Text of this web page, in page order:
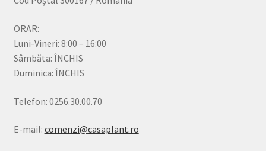
ORAR:
Luni-Vineri: 8:00 – 16:00
Sâmbăta: ÎNCHIS
Duminica: ÎNCHIS
Telefon: 0256.30.00.70
E-mail: comenzi@casaplant.ro